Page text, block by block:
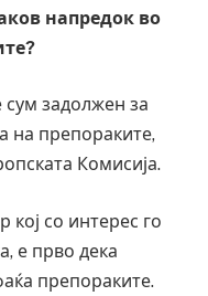
напредок во
сум задолжен за
на препораките,
Комисија.
кој со интерес го
е прво дека
препораките.